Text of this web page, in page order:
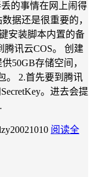
的事情在网上闹得
据还是很重要的，
安装脚本内置的备
腾讯云COS。 创建
50GB存储空间，
。 2.首先要到腾讯
。进去会提
阅读全